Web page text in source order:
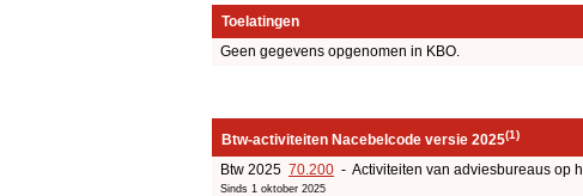
Toelatingen
Geen gegevens opgenomen in KBO.
Btw-activiteiten Nacebelcode versie 2025(1)
Btw 2025 70.200 - Activiteiten van adviesbureaus op
Sinds 1 oktober 2025